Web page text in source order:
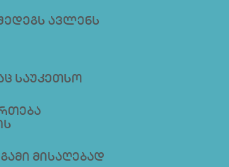
ავლენს
საუკეთსო
მისაღებად